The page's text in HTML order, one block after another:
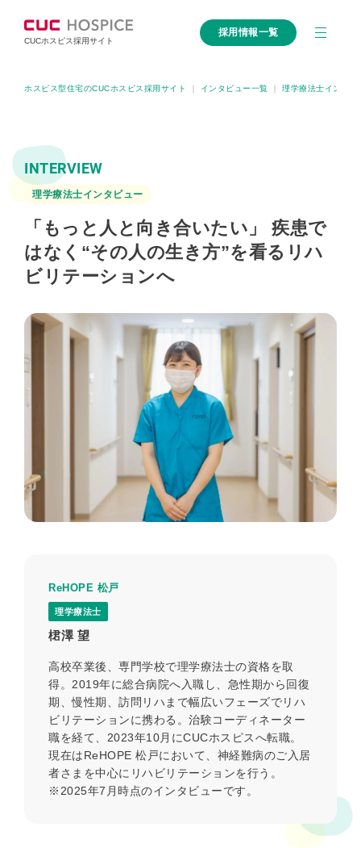
CUCホスピス採用サイト
採用情報一覧
ホスピス型住宅のCUCホスピス採用サイト インタビュー一覧 理学療法士インタビ
INTERVIEW
理学療法士インタビュー
「もっと人と向き合いたい」 疾患で
はなく“その人の生き方”を看るリハ
ビリテーションへ
ReHOPE 松戸
理学療法士
桾澤 望
高校卒業後、専門学校で理学療法士の資格を取
得。2019年に総合病院へ入職し、急性期から回復
期、慢性期、訪問リハまで幅広いフェーズでリハ
ビリテーションに携わる。治験コーディネーター
職を経て、2023年10月にCUCホスピスへ転職。
現在はReHOPE 松戸において、神経難病のご入居
者さまを中心にリハビリテーションを行う。
※2025年7月時点のインタビューです。